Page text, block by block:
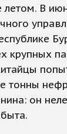
летом. В
крупных
тонны
он